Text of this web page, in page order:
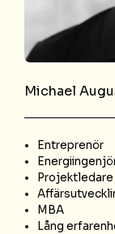
Michael
Entreprenör
Projektledare
MBA
Lång